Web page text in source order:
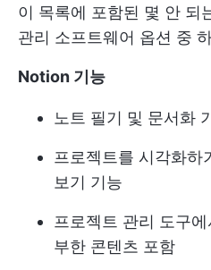
이 목록에 포함된 몇 안 되
관리 소프트웨어 옵션 중
Notion 기능
노트 필기 및 문서화
프로젝트를 시각화하
보기 기능
프로젝트 관리 도구
부한 콘텐츠 포함